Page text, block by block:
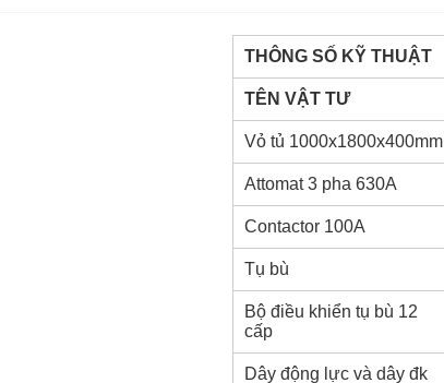
THÔNG SỐ KỸ THUẬT
TÊN VẬT TƯ
Vỏ tủ 1000x1800x400mm
Attomat 3 pha 630A
Contactor 100A
Tụ bù
Bộ điều khiển tụ bù 12
cấp
Dây động lực và dây đk